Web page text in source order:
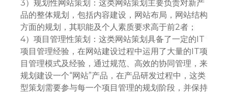
3）规划性网站策划：这类网站策划主要负责对新产
品的整体规划，包括内容建设，网站布局，网站结构
方面的规划，其职能及个人素质要求高于前2者；
4）项目管理性策划：这类网站策划具备了一定的IT
项目管理经验，在网站建设过程中运用了大量的IT项
目管理模式及经验，通过规范、高效的协同管理，来
规划建设一个“网站”产品，在产品研发过程中，这类
型策划需要参与每一个项目管理的规划阶段，并保持